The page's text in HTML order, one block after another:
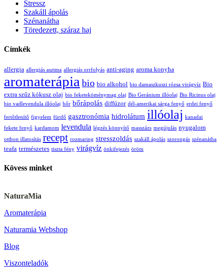
Stressz
Szakáll ápolás
Szénanátha
Töredezett, száraz haj
Címkék
allergia allergiás asztma allergiás orrfolyás anti-aging aroma konyha
aromaterápia bio bio alkohol bio damaszkuszi rózsa virágvíz Bio
extra szűz kókusz olaj bio feketeköménymag olaj Bio Geránium illóolaj Bio Ricinus olaj
bio vadlevendula illóolaj bőr bőrápolás diffúzor dél-amerikai sárga fenyő erdei fenyő
fertőtlenítő figyelem fürdő gasztronómia hidrolátum illóolaj kanadai
fekete fenyő kardamom levendula légzés könnyítő masszázs megújulás nyugalom
otthon illatosítás recept rozmaring stresszoldás szakáll ápolás szorongás szénanátha
teafa természetes tiszta fény virágvíz önkifejezés öröm
Kövess minket
NaturaMia
Aromaterápia
Naturamia Webshop
Blog
Viszonteladók